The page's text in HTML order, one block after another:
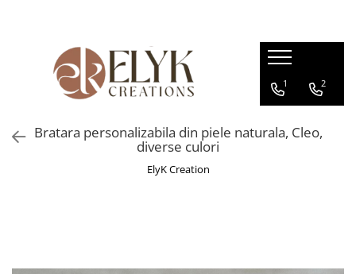
Pentru BARBATI
Portofele barbati
Pentru FEMEI
Genti femei
Rucsacuri femei
1 2
Bratara personalizabila din piele naturala, Cleo,
diverse culori
ElyK Creation